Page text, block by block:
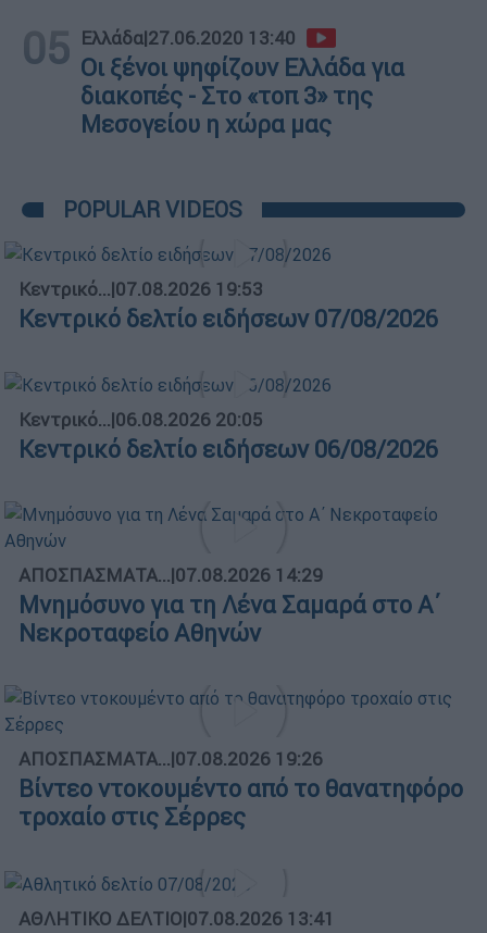
05 Ελλάδα|27.06.2020 13:40
Οι ξένοι ψηφίζουν Ελλάδα για
διακοπές - Στο «τοπ 3» της
Μεσογείου η χώρα μας
POPULAR VIDEOS
Κεντρικό...|07.08.2026 19:53
Κεντρικό δελτίο ειδήσεων 07/08/2026
Κεντρικό...|06.08.2026 20:05
Κεντρικό δελτίο ειδήσεων 06/08/2026
ΑΠΟΣΠΑΣΜΑΤΑ...|07.08.2026 14:29
Μνημόσυνο για τη Λένα Σαμαρά στο Α΄
Νεκροταφείο Αθηνών
ΑΠΟΣΠΑΣΜΑΤΑ...|07.08.2026 19:26
Βίντεο ντοκουμέντο από το θανατηφόρο
τροχαίο στις Σέρρες
ΑΘΛΗΤΙΚΟ ΔΕΛΤΙΟ|07.08.2026 13:41